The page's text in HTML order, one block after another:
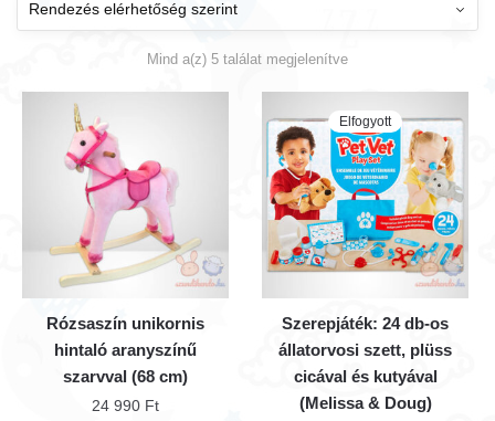
Mind a(z) 5 találat megjelenítve
Rózsaszín unikornis
hintaló aranyszínű
szarvval (68 cm)
24 990 Ft
Elfogyott
Szerepjáték: 24 db-os
állatorvosi szett, plüss
cicával és kutyával
(Melissa & Doug)